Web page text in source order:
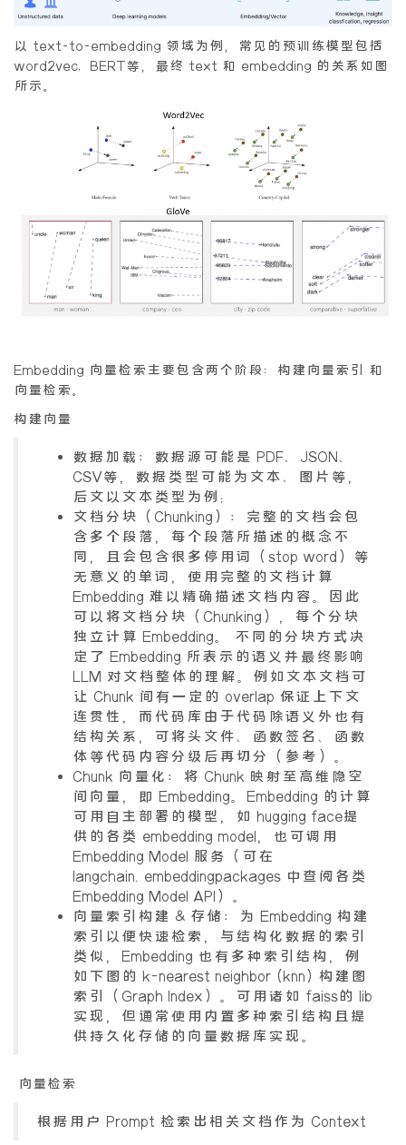
以 text-to-embedding 领域为例，常见的预训练模型包括
word2vec, BERT等，最终 text 和 embedding 的关系如图
所示。
Embedding 向量检索主要包含两个阶段： 构建向量索引
和
向量检索。
构建向量
数据加载：数据源可能是 PDF、JSON、
CSV等，数据类型可能为文本、图片等，
后文以文本类型为例；
文档分块（Chunking）：完整的文档会包
含多个段落，每个段落所描述的概念不
同，且会包含很多停用词（stop word）等
无意义的单词，使用完整的文档计算
Embedding 难以精确描述文档内容。因此
可以将文档分块（Chunking），每个分块
独立计算 Embedding。 不同的分块方式决
定了 Embedding 所表示的语义并最终影响
LLM 对文档整体的理解。例如文本文档可
让 Chunk 间有一定的 overlap 保证上下文
连贯性，而代码库由于代码除语义外也有
结构关系，可将头文件、函数签名、函数
体等代码内容分级后再切分（参考）。
Chunk 向量化：将 Chunk 映射至高维隐空
间向量，即 Embedding。Embedding 的计算
可用自主部署的模型，如 hugging face提
供的各类 embedding model，也可调用
Embedding Model 服务（可在
langchain.embeddingpackages 中查阅各类
Embedding Model API）。
向量索引构建 & 存储：为 Embedding 构建
索引以便快速检索，与结构化数据的索引
类似，Embedding 也有多种索引结构，例
如下图的 k-nearest neighbor (knn) 构建图
索引（Graph Index）。可用诸如 faiss的 lib
实现，但通常使用内置多种索引结构且提
供持久化存储的向量数据库实现。
向量检索
根据用户 Prompt 检索出相关文档作为 Context